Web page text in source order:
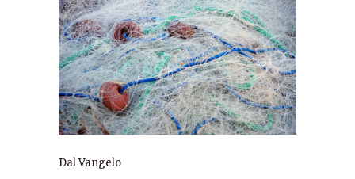
Dal Vangelo